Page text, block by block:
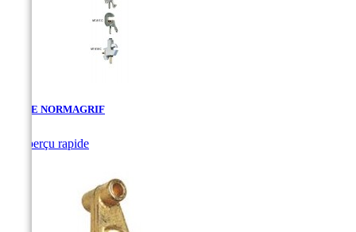
PINCE NORMAGRIF
Aperçu rapide